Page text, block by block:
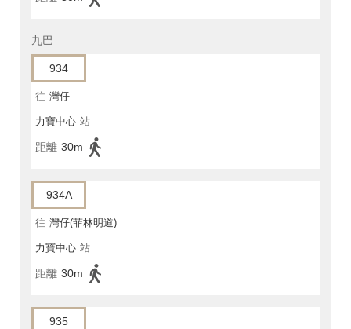
九巴
934
往 灣仔
力寶中心 站
距離 30m
934A
往 灣仔(菲林明道)
力寶中心 站
距離 30m
935